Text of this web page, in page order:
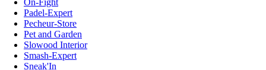
On-Fight
Padel-Expert
Pecheur-Store
Pet and Garden
Slowood Interior
Smash-Expert
Sneak'In